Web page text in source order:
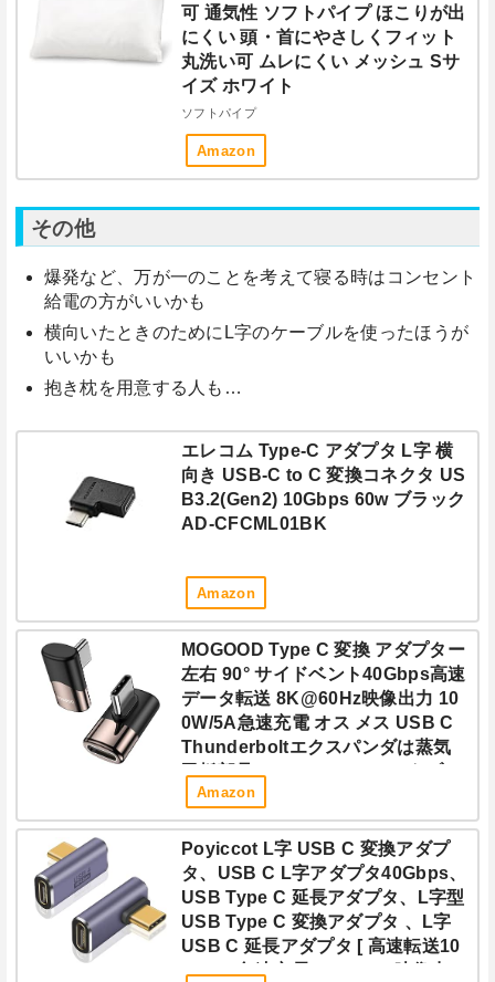
可 通気性 ソフトパイプ ほこりが出
にくい 頭・首にやさしくフィット
丸洗い可 ムレにくい メッシュ Sサ
イズ ホワイト
ソフトパイプ
Amazon
その他
爆発など、万が一のことを考えて寝る時はコンセント
給電の方がいいかも
横向いたときのためにL字のケーブルを使ったほうが
いいかも
抱き枕を用意する人も…
エレコム Type-C アダプタ L字 横
向き USB-C to C 変換コネクタ US
B3.2(Gen2) 10Gbps 60w ブラック
AD-CFCML01BK
Amazon
MOGOOD Type C 変換 アダプター
左右 90° サイドベント40Gbps高速
データ転送 8K@60Hz映像出力 10
0W/5A急速充電 オス メス USB C
Thunderboltエクスパンダは蒸気
甲板部品、MacBook Pro、タブレ
ット、携帯電話、任天堂スイッチ
などに適している
Amazon
Poyiccot L字 USB C 変換アダプ
タ、USB C L字アダプタ40Gbps、
USB Type C 延長アダプタ、L字型
USB Type C 変換アダプタ 、L字
USB C 延長アダプタ [ 高速転送10
0W 5A急速充電8K@60Hz映像出